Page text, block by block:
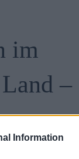
Information
im
–